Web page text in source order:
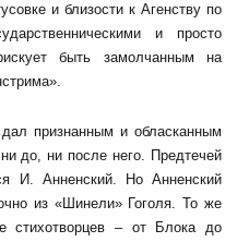
и близости к Агенству по
и просто
быть замолчанным на
признанным и обласканным
до, ни после него. Предтечей
И. Анненский. Но Анненский
из «Шинели» Гоголя. То же
стихотворцев – от Блока до